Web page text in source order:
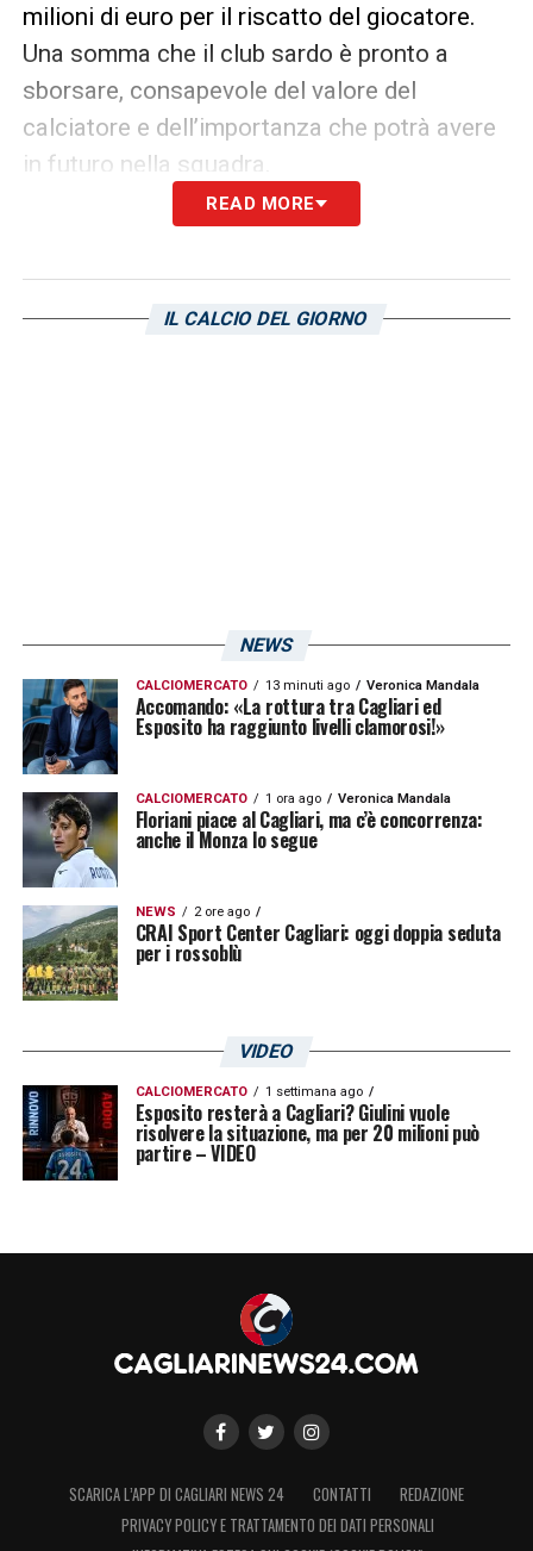
milioni di euro per il riscatto del giocatore.
Una somma che il club sardo è pronto a
sborsare, consapevole del valore del
calciatore e dell’importanza che potrà avere
in futuro nella squadra.
Il futuro di Semih Kilicsoy in
IlCagliariè quindi pronto ad assicurarsi un
puntare sul turco per le stagioni future.
LA PLAYLIST DELLE NOSTRE TOP NEWS
READ MORE
IL CALCIO DEL GIORNO
NEWS
CALCIOMERCATO 13 minuti ago Veronica Mandala
Accomando: «La rottura tra Cagliari ed
Esposito ha raggiunto livelli clamorosi!»
CALCIOMERCATO 1 ora ago Veronica Mandala
Floriani piace al Cagliari, ma c’è concorrenza:
anche il Monza lo segue
NEWS 2 ore ago
CRAI Sport Center Cagliari: oggi doppia seduta
per i rossoblù
VIDEO
CALCIOMERCATO 1 settimana ago
Esposito resterà a Cagliari? Giulini vuole
risolvere la situazione, ma per 20 milioni può
partire – VIDEO
SCARICA L’APP DI CAGLIARI NEWS 24 CONTATTI
REDAZIONE
PRIVACY POLICY E TRATTAMENTO DEI DATI PERSONALI